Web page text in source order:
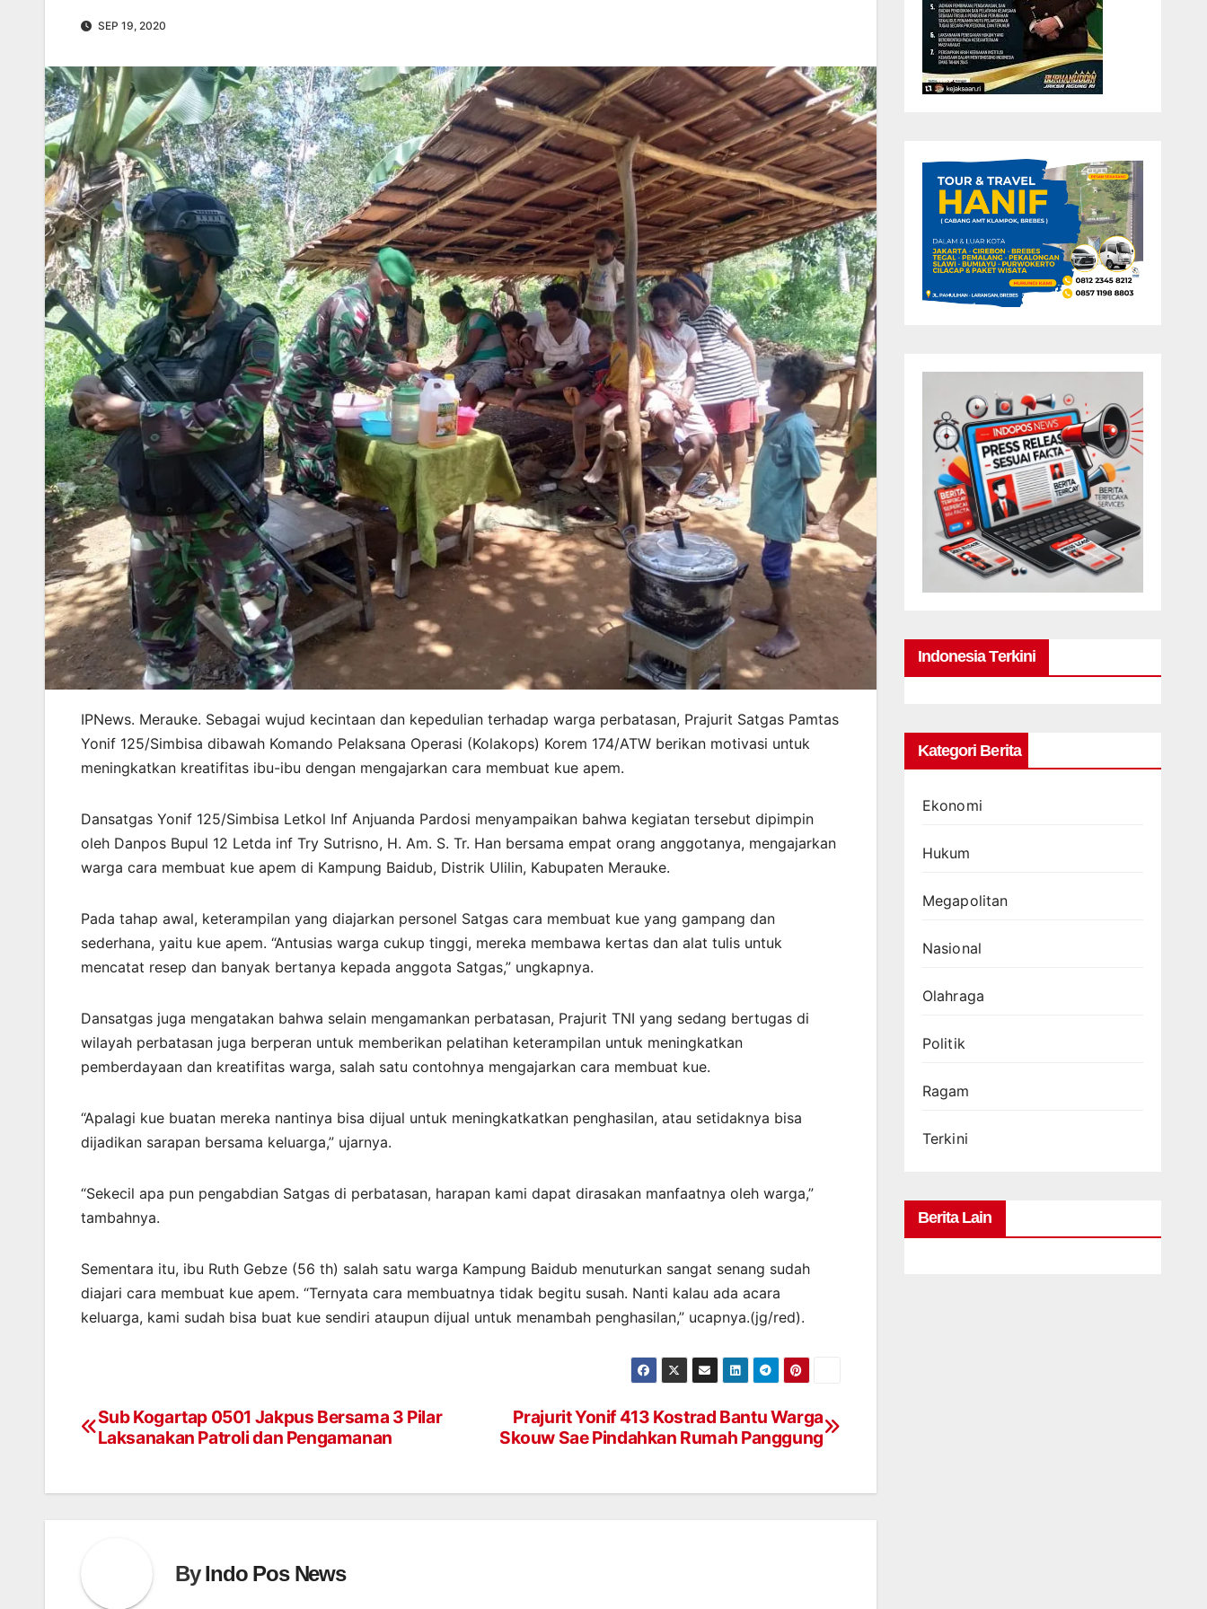
SEP 19, 2020
IPNews. Merauke. Sebagai wujud kecintaan dan kepedulian terhadap warga perbatasan, Prajurit Satgas Pamtas
Yonif 125/Simbisa dibawah Komando Pelaksana Operasi (Kolakops) Korem 174/ATW berikan motivasi untuk
meningkatkan kreatifitas ibu-ibu dengan mengajarkan cara membuat kue apem.
Dansatgas Yonif 125/Simbisa Letkol Inf Anjuanda Pardosi menyampaikan bahwa kegiatan tersebut dipimpin
oleh Danpos Bupul 12 Letda inf Try Sutrisno, H. Am. S. Tr. Han bersama empat orang anggotanya, mengajarkan
warga cara membuat kue apem di Kampung Baidub, Distrik Ulilin, Kabupaten Merauke.
Pada tahap awal, keterampilan yang diajarkan personel Satgas cara membuat kue yang gampang dan
sederhana, yaitu kue apem. “Antusias warga cukup tinggi, mereka membawa kertas dan alat tulis untuk
mencatat resep dan banyak bertanya kepada anggota Satgas,” ungkapnya.
Dansatgas juga mengatakan bahwa selain mengamankan perbatasan, Prajurit TNI yang sedang bertugas di
wilayah perbatasan juga berperan untuk memberikan pelatihan keterampilan untuk meningkatkan
pemberdayaan dan kreatifitas warga, salah satu contohnya mengajarkan cara membuat kue.
“Apalagi kue buatan mereka nantinya bisa dijual untuk meningkatkatkan penghasilan, atau setidaknya bisa
dijadikan sarapan bersama keluarga,” ujarnya.
“Sekecil apa pun pengabdian Satgas di perbatasan, harapan kami dapat dirasakan manfaatnya oleh warga,”
tambahnya.
Sementara itu, ibu Ruth Gebze (56 th) salah satu warga Kampung Baidub menuturkan sangat senang sudah
diajari cara membuat kue apem. “Ternyata cara membuatnya tidak begitu susah. Nanti kalau ada acara
keluarga, kami sudah bisa buat kue sendiri ataupun dijual untuk menambah penghasilan,” ucapnya.(jg/red).
Post
Prajurit Yonif 413 Kostrad Bantu Warga
Skouw Sae Pindahkan Rumah Panggung
Sub Kogartap 0501 Jakpus Bersama 3 Pilar
Laksanakan Patroli dan Pengamanan
ByIndo Pos News
Indonesia Terkini
Kategori Berita
Ekonomi
Hukum
Megapolitan
Nasional
Olahraga
Politik
Ragam
Terkini
Berita Lain